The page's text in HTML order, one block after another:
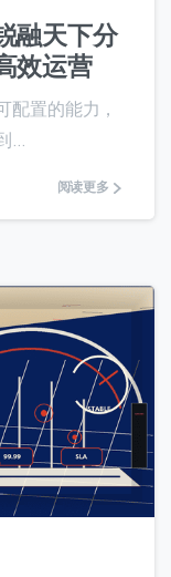
融天下分
效运营
配置的能力，
...
阅读更多
0 0